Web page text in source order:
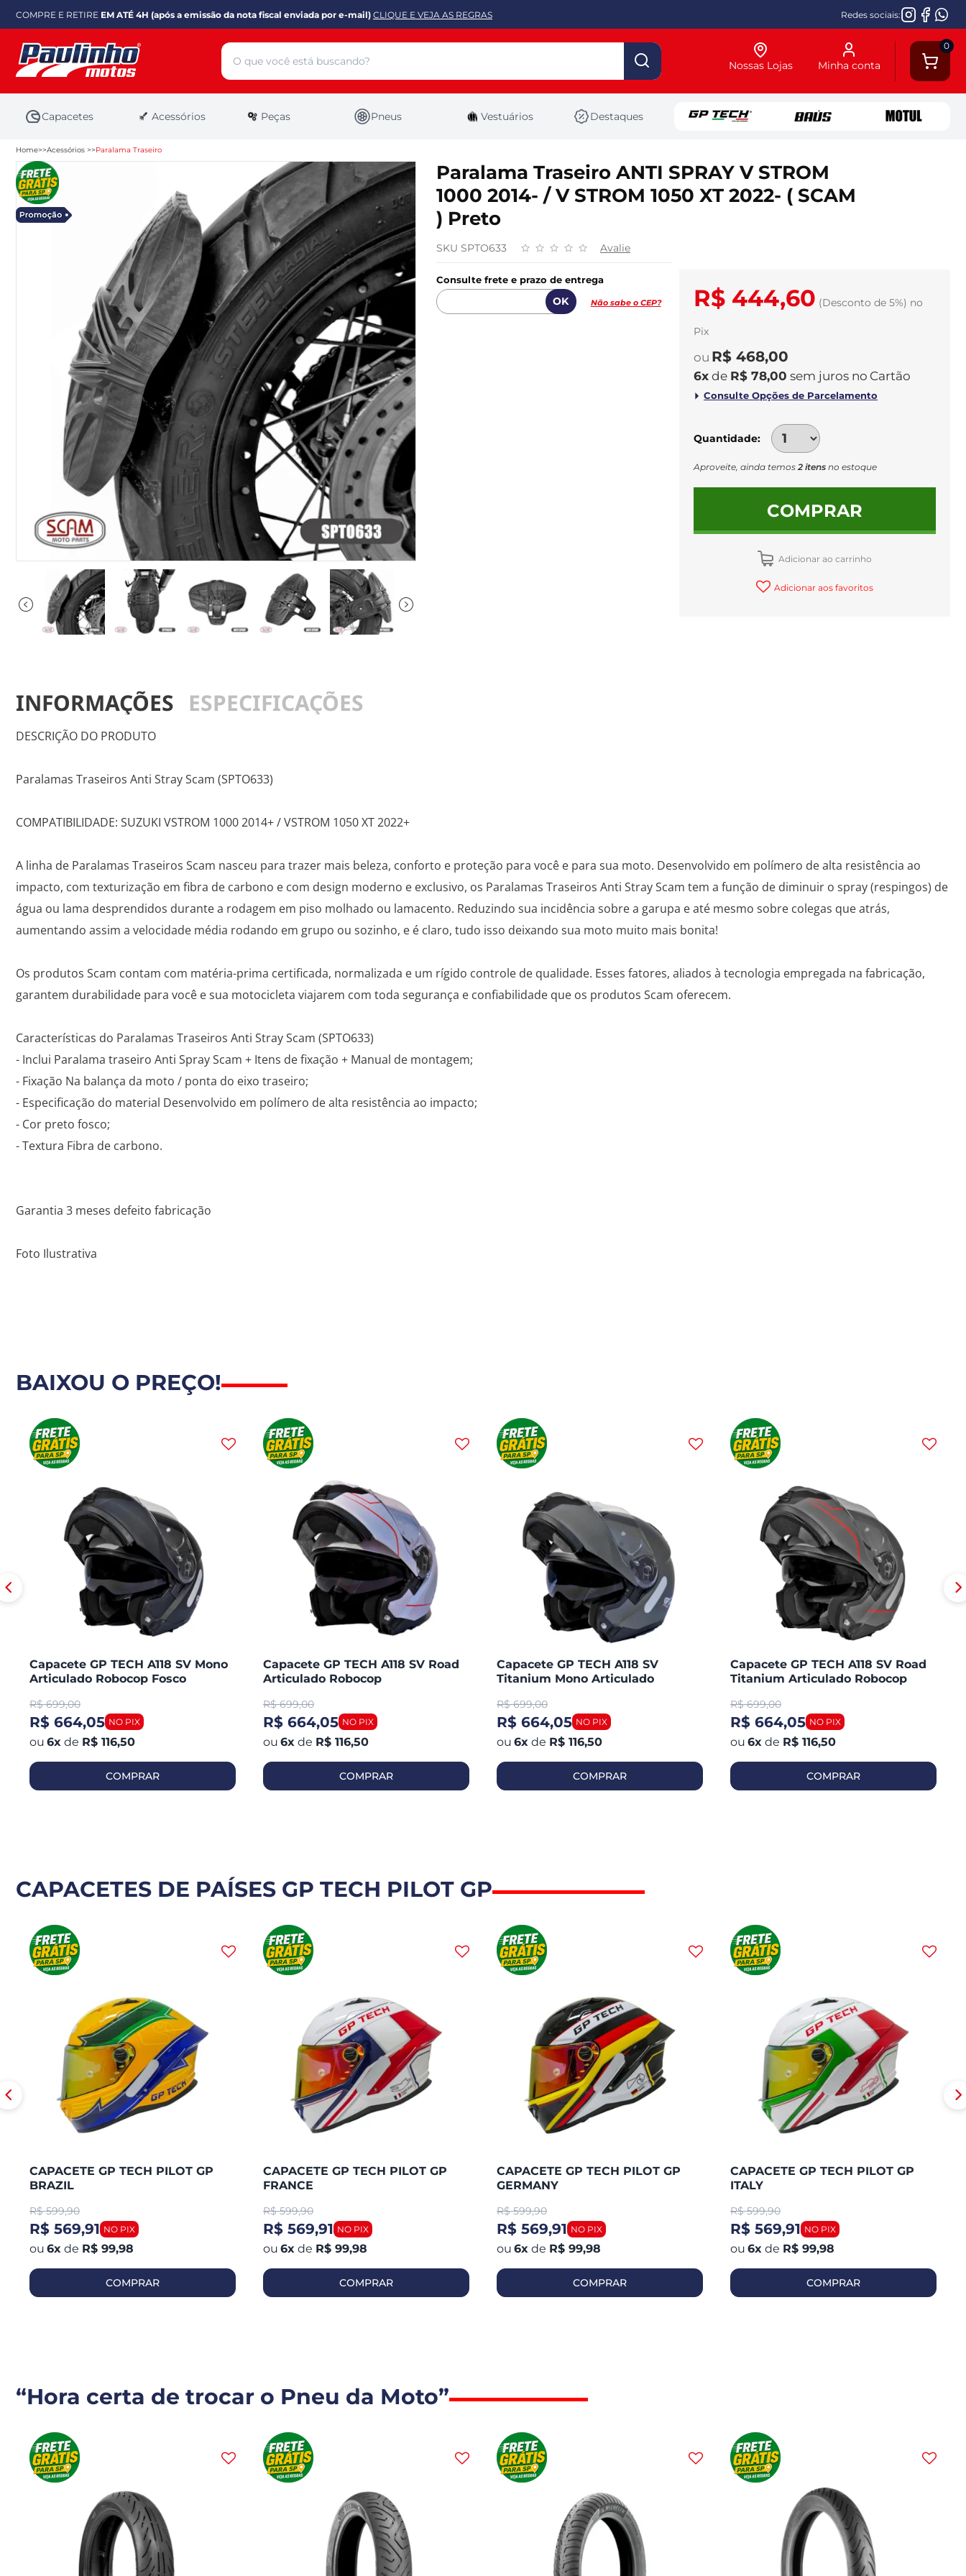
COMPRE E RETIRE EM ATÉ 4H (após a emissão da nota fiscal enviada por e-mail) CLIQUE E VEJA AS REGRAS Redes sociais:
0
Minha conta
Nossas Lojas
Capacetes Acessórios Peças Pneus Vestuários Destaques
Home Acessórios Paralama Traseiro
Paralama Traseiro ANTI SPRAY V STROM
1000 2014- / V STROM 1050 XT 2022- ( SCAM
) Preto
SKU SPTO633 Avalie
Consulte frete e prazo de entrega
Não sabe o CEP? R$ 444,60 (Desconto de 5%) no
Pix
R$ 468,00
6x de R$ 78,00 sem juros no
Quantidade
Aproveite, ainda temos 2 itens no estoque
COMPRAR
Adicionar ao carrinho
Adicionar aos favoritos
INFORMAÇÕES ESPECIFICAÇÕES
DESCRIÇÃO DO PRODUTO
Paralamas Traseiros Anti Stray Scam (SPTO633)
COMPATIBILIDADE: SUZUKI VSTROM 1000 2014+ / VSTROM 1050 XT 2022+
A linha de Paralamas Traseiros Scam nasceu para trazer mais beleza, conforto e proteção para você e para sua moto. Desenvolvido em polímero de alta resistência ao
impacto, com texturização em fibra de carbono e com design moderno e exclusivo, os Paralamas Traseiros Anti Stray Scam tem a função de diminuir o spray (respingos) de
água ou lama desprendidos durante a rodagem em piso molhado ou lamacento. Reduzindo sua incidência sobre a garupa e até mesmo sobre colegas que atrás,
aumentando assim a velocidade média rodando em grupo ou sozinho, e é claro, tudo isso deixando sua moto muito mais bonita!
Os produtos Scam contam com matéria-prima certificada, normalizada e um rígido controle de qualidade. Esses fatores, aliados à tecnologia empregada na fabricação,
garantem durabilidade para você e sua motocicleta viajarem com toda segurança e confiabilidade que os produtos Scam oferecem.
Características do Paralamas Traseiros Anti Stray Scam (SPTO633)
- Inclui Paralama traseiro Anti Spray Scam + Itens de fixação + Manual de montagem;
- Fixação Na balança da moto / ponta do eixo traseiro;
- Especificação do material Desenvolvido em polímero de alta resistência ao impacto;
- Cor preto fosco;
- Textura Fibra de carbono.
Garantia 3 meses defeito fabricação
Foto Ilustrativa
BAIXOU O PREÇO!
Capacete GP TECH A118 SV Mono
Articulado Robocop Fosco
R$ 699,00
R$ 664,05
6x de R$ 116,50
COMPRAR
Capacete GP TECH A118 SV Road
Articulado Robocop
R$ 699,00
R$ 664,05
6x de R$ 116,50
COMPRAR
Capacete GP TECH A118 SV
Titanium Mono Articulado
R$ 699,00
R$ 664,05
6x de R$ 116,50
COMPRAR
Capacete GP TECH A118 SV Road
Titanium Articulado Robocop
R$ 699,00
R$ 664,05
6x de R$ 116,50
COMPRAR
CAPACETES DE PAÍSES GP TECH PILOT GP
CAPACETE GP TECH PILOT GP
BRAZIL
R$ 599,90
R$ 569,91
6x de R$ 99,98
COMPRAR
CAPACETE GP TECH PILOT GP
FRANCE
R$ 599,90
R$ 569,91
6x de R$ 99,98
COMPRAR
CAPACETE GP TECH PILOT GP
GERMANY
R$ 599,90
R$ 569,91
6x de R$ 99,98
COMPRAR
CAPACETE GP TECH PILOT GP
ITALY
R$ 599,90
R$ 569,91
6x de R$ 99,98
COMPRAR
“Hora certa de trocar o Pneu da Moto”